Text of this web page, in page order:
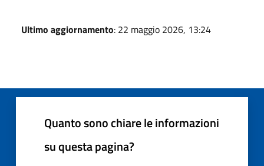
Ultimo aggiornamento: 22 maggio 2026, 13:24
Quanto sono chiare le informazioni
su questa pagina?